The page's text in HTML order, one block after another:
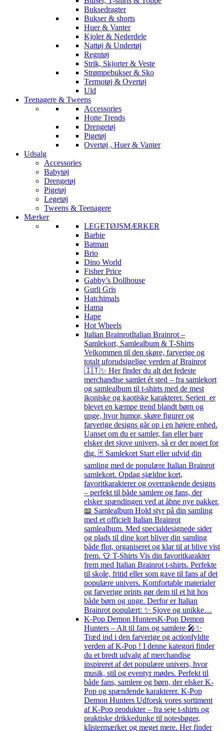
Buksedragter
Bukser & shorts
Huer & Vanter
Kjoler & Nederdele
Nattøj & Undertøj
Regntøj
Strik, Skjorter & Veste
Strømpebukser & Sko
Termotøj & Overtøj
Uld
Teenagere & Tweens
Accessories
Hotte Trends
Drengetøj
Pigetøj
Overtøj , Huer & Vanter
Udsalg
Accessories
Babytøj
Drengetøj
Pigetøj
Legetøj
Tweens & Teenagere
Mærker
LEGETØJSMÆRKER
Barbie
Batman
Brio
Dino World
Fisher Price
Gabby’s Dollhouse
Gurli Gris
Hatchimals
Hama
Hape
Hot Wheels
Italian BrainrotItalian Brainrot –
Samlekort, Samlealbum & T-Shirts
Velkommen til den skøre, farverige og
totalt uforudsigelige verden af Brainrot
🇮🇹✨ Her finder du alt det fedeste
merchandise samlet ét sted – fra samlekort
og samlealbum til t-shirts med de mest
ikoniske og kaotiske karakterer. Serien er
blevet en kæmpe trend blandt børn og
unge, hvor humor, skøre figurer og
farverige designs går op i en højere enhed.
Uanset om du er samler, fan eller bare
elsker det sjove univers, så er der noget for
dig. 🃏 Samlekort Start eller udvid din
samling med de populære Italian Brainrot
samlekort. Opdag sjældne kort,
favoritkarakterer og overraskende designs
– perfekt til både samlere og fans, der
elsker spændingen ved at åbne nye pakker.
📖 Samlealbum Hold styr på din samling
med et officielt Italian Brainrot
samlealbum. Med specialdesignede sider
og plads til dine kort bliver din samling
både flot, organiseret og klar til at blive vist
frem. 👕 T-Shirts Vis din favoritkarakter
frem med Italian Brainrot t-shirts. Perfekte
til skole, fritid eller som gave til fans af det
populære univers. Komfortable materialer
og farverige prints gør dem til et hit hos
både børn og unge. Derfor er Italian
Brainrot populært: ✨ Sjove og unikke…
K-Pop Demon HuntersK-Pop Demon
Hunters – Alt til fans og samlere 🎤✨
Træd ind i den farverige og actionfyldte
verden af K-Pop ! I denne kategori finder
du et bredt udvalg af merchandise
inspireret af det populære univers, hvor
musik, stil og eventyr mødes. Perfekt til
både fans, samlere og børn, der elsker K-
Pop og spændende karakterer. K-Pop
Demon Hunters Udforsk vores sortiment
af K-Pop produkter – fra seje t-shirts og
praktiske drikkedunke til notesbøger,
klistermærker og meget mere. Her finder